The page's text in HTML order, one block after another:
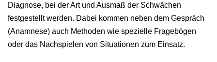
Diagnose, bei der Art und Ausmaß der Schwächen
festgestellt werden. Dabei kommen neben dem Gespräch
(Anamnese) auch Methoden wie spezielle Fragebögen
oder das Nachspielen von Situationen zum Einsatz.